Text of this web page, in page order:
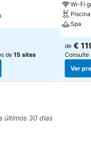
de15 sites
Wi-Fi
Piscina
Spa
Ver
de €
Consulte
Ver
últimos 30 dias